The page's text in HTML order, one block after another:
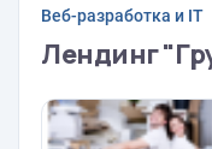
Веб-разработка и IT
Лендинг